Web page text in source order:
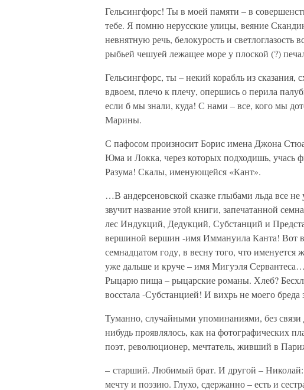
Гельсингфорс! Ты в моей памяти – в
тебе. Я помню нерусские улицы, веяние
невнятную речь, белокурость и светлоглазость
рыбьей чешуей лежащее море у плоской (?)
Гельсингфорс, ты – некий корабль из
вдвоем, плечо к плечу, опершись о перила
если б мы знали, куда! С нами – все, кого мы
Марины.
С пафосом произносит Борис имена Джона
Юма и Локка, через которых подходишь, учась
Разума! Скалы, именующейся «Кант».
…В андерсеновской сказке глыбами льда все
звучит название этой книги, запечатанной
лес Индукций, Дедукций, Субстанций и
вершиной вершин -имя Иммануила Канта! Вот в
семнадцатом году, в весну того, что
уже дальше и круче – имя Мигуэля
Рыцарю пища – рыцарские романы. Хлеб?
восстала -Субстанцией! И вихрь не моего
Туманно, случайными упоминаниями, без связи
нибудь проявлялось, как на фотографических
поэт, революционер, мечтатель, живший в
– старший. Любимый брат. И другой –
мечту и поэзию. Глухо, сдержанно – есть и